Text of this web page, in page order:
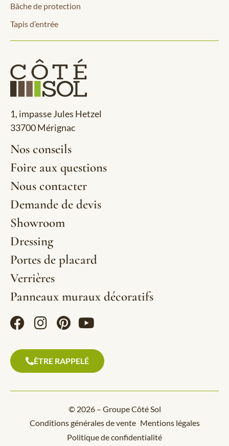
Bâche de protection
Tapis d’entrée
1, impasse Jules Hetzel
33700 Mérignac
Nos conseils
Foire aux questions
Nous contacter
Demande de devis
Showroom
Dressing
Portes de placard
Verrières
Panneaux muraux décoratifs
ÊTRE RAPPELÉ
© 2026 – Groupe Côté Sol
Conditions générales de vente Mentions légales
Politique de confidentialité